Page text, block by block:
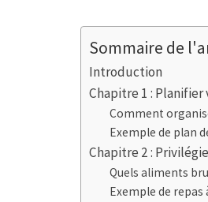
Sommaire de
Introduction
Chapitre 1 :
Comment
Exemple de plan
Chapitre 2 :
Quels aliments
Exemple de repas